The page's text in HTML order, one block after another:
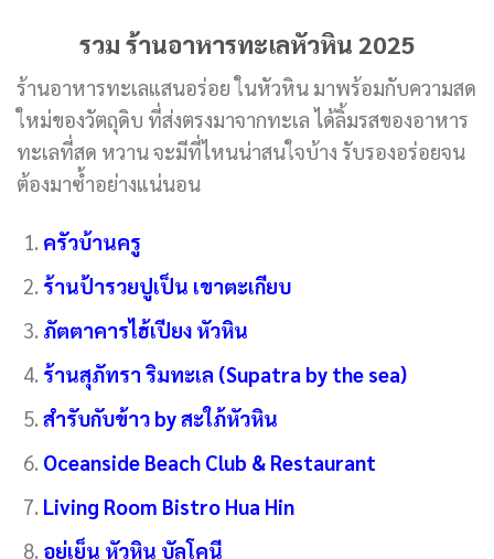
รวม ร้านอาหารทะเลหัวหิน 2025
ร้านอาหารทะเลแสนอร่อย ในหัวหิน มาพร้อมกับความสด
ใหม่ของวัตถุดิบ ที่ส่งตรงมาจากทะเล ได้ลิ้มรสของอาหาร
ทะเลที่สด หวาน จะมีที่ไหนน่าสนใจบ้าง รับรองอร่อยจน
ต้องมาซ้ำอย่างแน่นอน
ครัวบ้านครู
ร้านป้ารวยปูเป็น เขาตะเกียบ
ภัตตาคารไฮ้เปียง หัวหิน
ร้านสุภัทรา ริมทะเล (Supatra by the sea)
สำรับกับข้าว by สะใภ้หัวหิน
Oceanside Beach Club & Restaurant
Living Room Bistro Hua Hin
อยู่เย็น หัวหิน บัลโคนี